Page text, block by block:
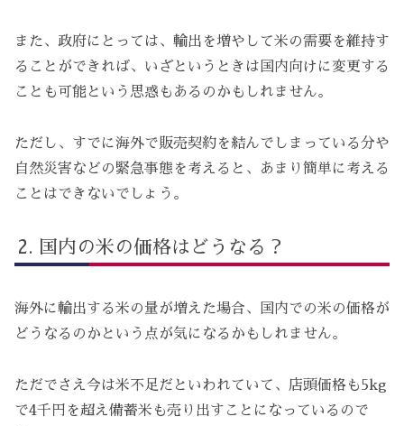
また、政府にとっては、輸出を増やして米の需要を維持す
ることができれば、いざというときは国内向けに変更する
ことも可能という思惑もあるのかもしれません。
ただし、すでに海外で販売契約を結んでしまっている分や
自然災害などの緊急事態を考えると、あまり簡単に考える
ことはできないでしょう。
国内の米の価格はどうなる？
海外に輸出する米の量が増えた場合、国内での米の価格が
どうなるのかという点が気になるかもしれません。
ただでさえ今は米不足だといわれていて、店頭価格も5kg
で4千円を超え備蓄米も売り出すことになっているので